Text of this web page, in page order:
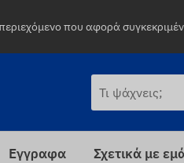
που αφορά
Εγγραφα Σχετικά με